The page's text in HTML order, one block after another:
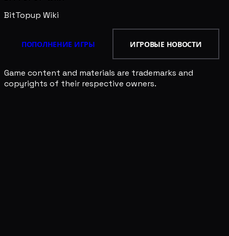
BitTopup Wiki
ПОПОЛНЕНИЕ ИГРЫ ИГРОВЫЕ НОВОСТИ
Game content and materials are trademarks and
copyrights of their respective owners.